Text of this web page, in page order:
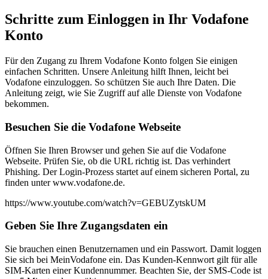
Schritte zum Einloggen in Ihr Vodafone
Konto
Für den Zugang zu Ihrem Vodafone Konto folgen Sie einigen
einfachen Schritten. Unsere Anleitung hilft Ihnen, leicht bei
Vodafone einzuloggen. So schützen Sie auch Ihre Daten. Die
Anleitung zeigt, wie Sie Zugriff auf alle Dienste von Vodafone
bekommen.
Besuchen Sie die Vodafone Webseite
Öffnen Sie Ihren Browser und gehen Sie auf die Vodafone
Webseite. Prüfen Sie, ob die URL richtig ist. Das verhindert
Phishing. Der Login-Prozess startet auf einem sicheren Portal, zu
finden unter www.vodafone.de.
https://www.youtube.com/watch?v=GEBUZytskUM
Geben Sie Ihre Zugangsdaten ein
Sie brauchen einen Benutzernamen und ein Passwort. Damit loggen
Sie sich bei MeinVodafone ein. Das Kunden-Kennwort gilt für alle
SIM-Karten einer Kundennummer. Beachten Sie, der SMS-Code ist